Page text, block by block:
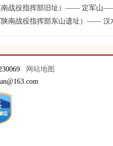
战役指挥部旧址） —— 定军山
南战役指挥部东山遗址） —— 汉
网站地图